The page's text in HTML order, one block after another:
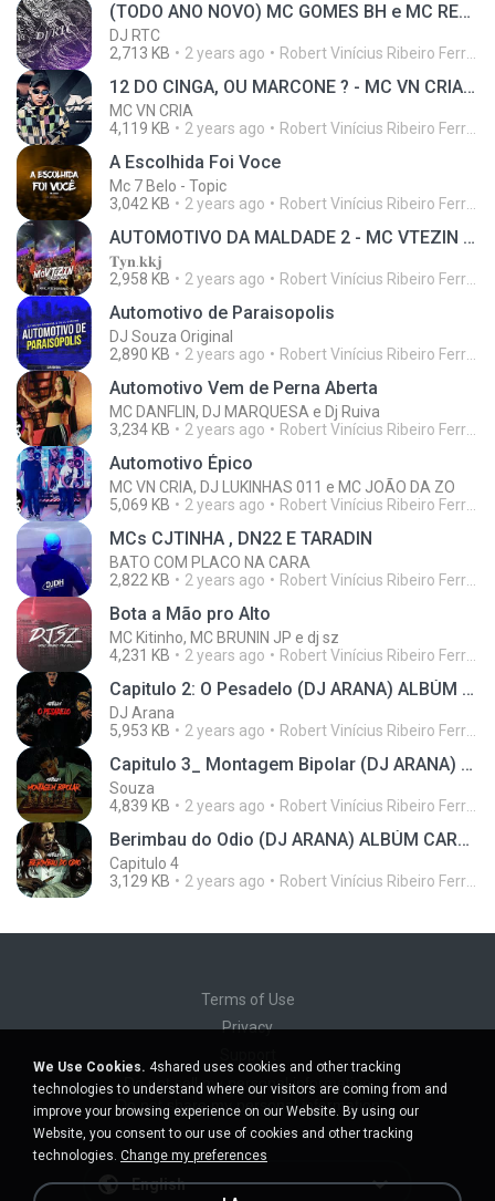
(TODO ANO NOVO) MC GOMES BH e MC RELL KAMASTURA
DJ RTC
2,713 KB
2 years ago Robert Vinícius Ribeiro Ferreira
12 DO CINGA, OU MARCONE ? - MC VN CRIA ( DJ LUKINHAS 011 )
MC VN CRIA
4,119 KB
2 years ago Robert Vinícius Ribeiro Ferreira
A Escolhida Foi Voce
Mc 7 Belo - Topic
3,042 KB
2 years ago Robert Vinícius Ribeiro Ferreira
AUTOMOTIVO DA MALDADE 2 - MC VTEZIN ORIGINAL _ EVELL (DJ MENO POKOYO)
𝐓𝐲𝐧.𝐤𝐤𝐣
2,958 KB
2 years ago Robert Vinícius Ribeiro Ferreira
Automotivo de Paraisopolis
DJ Souza Original
2,890 KB
2 years ago Robert Vinícius Ribeiro Ferreira
Automotivo Vem de Perna Aberta
MC DANFLIN, DJ MARQUESA e Dj Ruiva
3,234 KB
2 years ago Robert Vinícius Ribeiro Ferreira
Automotivo Épico
MC VN CRIA, DJ LUKINHAS 011 e MC JOÃO DA ZO
5,069 KB
2 years ago Robert Vinícius Ribeiro Ferreira
MCs CJTINHA , DN22 E TARADIN
BATO COM PLACO NA CARA
2,822 KB
2 years ago Robert Vinícius Ribeiro Ferreira
Bota a Mão pro Alto
MC Kitinho, MC BRUNIN JP e dj sz
4,231 KB
2 years ago Robert Vinícius Ribeiro Ferreira
Capitulo 2: O Pesadelo (DJ ARANA) ALBÚM CARREIRA SOLO
DJ Arana
5,953 KB
2 years ago Robert Vinícius Ribeiro Ferreira
Capitulo 3_ Montagem Bipolar (DJ ARANA) ALBÚM CARREIRA SOLO
Souza
4,839 KB
2 years ago Robert Vinícius Ribeiro Ferreira
Berimbau do Odio (DJ ARANA) ALBÚM CARREIRA SOLO
Capitulo 4
3,129 KB
2 years ago Robert Vinícius Ribeiro Ferreira
Terms of Use
Privacy
Do not sell my personal information
Do not share my personal information
English
We Use Cookies. 4shared uses cookies and other tracking
technologies to understand where our visitors are coming from and
improve your browsing experience on our Website. By using our
Website, you consent to our use of cookies and other tracking
technologies. Change my preferences